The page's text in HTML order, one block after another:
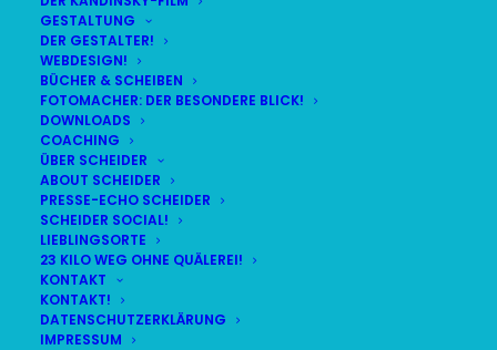
GESTALTUNG
DER GESTALTER!
WEBDESIGN!
BÜCHER & SCHEIBEN
FOTOMACHER: DER BESONDERE BLICK!
DOWNLOADS
COACHING
ÜBER SCHEIDER
ABOUT SCHEIDER
PRESSE-ECHO SCHEIDER
SCHEIDER SOCIAL!
LIEBLINGSORTE
23 KILO WEG OHNE QUÄLEREI!
KONTAKT
KONTAKT!
DATENSCHUTZERKLÄRUNG
IMPRESSUM
LIVE(alle Termine
DEMNÄCHST:
DO
06
AUG
BR24 | 18.30 UHR
BR MÜNCHEN FREIMANN
HAUPTMENÜ